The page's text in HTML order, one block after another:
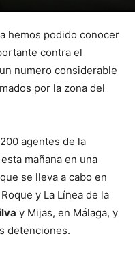
hemos podido conocer
contra el
numero considerable
por la zona del
agentes de la
mañana en una
se lleva a cabo en
y La Línea de la
y Mijas, en Málaga, y
detenciones.